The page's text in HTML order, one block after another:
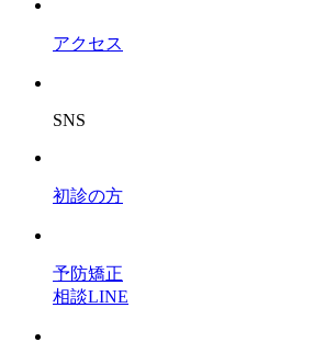
アクセス
SNS
初診の方
予防矯正
相談LINE